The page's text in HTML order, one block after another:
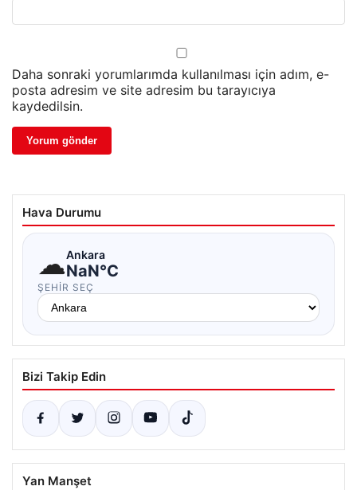
Daha sonraki yorumlarımda kullanılması için adım, e-
posta adresim ve site adresim bu tarayıcıya
kaydedilsin.
Hava Durumu
☁Ankara
NaN°C
ŞEHIR SEÇ
Bizi Takip Edin
Yan Manşet